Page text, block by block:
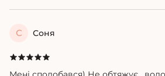
С Соня